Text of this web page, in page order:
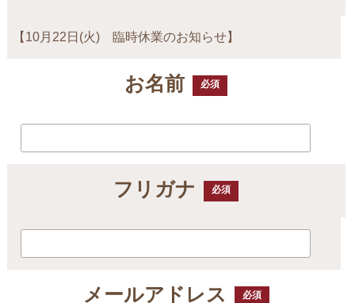
【10月22日(火) 臨時休業のお知らせ】
お名前 必須
フリガナ 必須
メールアドレス 必須